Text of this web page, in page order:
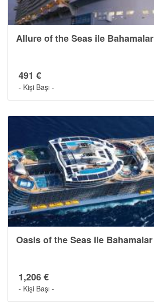
Allure of the Seas ile Bahamalar
491 €
- Kişi Başı -
Oasis of the Seas ile Bahamalar
1,206 €
- Kişi Başı -